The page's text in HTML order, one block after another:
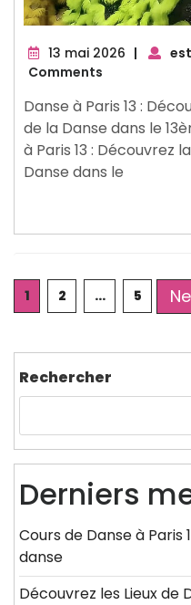
13 mai 2026 13|
Comments
Danse à Paris 13 :
de la Danse dans le
à Paris 13 : Découvrez
Danse dans le
Posts
pagination
Page
1 Page
2 … Page
5
Rechercher
Derniers
Cours de Danse à Paris
danse
Découvrez les Lieux de